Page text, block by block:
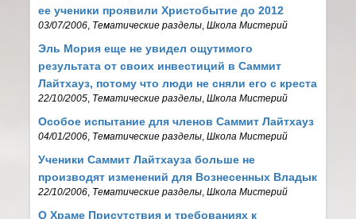
ее ученики проявили Христобытие до 2012
03/07/2006 Тематические разделы ,Школа Мистерий
Эль Мория еще не увидел ощутимого
результата от своих инвестиций в Саммит
Лайтхауз, потому что люди не сняли его с креста
22/10/2005 Тематические разделы ,Школа Мистерий
Особое испытание для членов Саммит Лайтхауз
04/01/2006 Тематические разделы ,Школа Мистерий
Ученики Саммит Лайтхауза больше не
производят изменений для Вознесенных Владык
22/10/2006 Тематические разделы ,Школа Мистерий
О Храме Присутствия и требованиях к